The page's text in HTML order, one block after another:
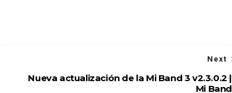
Next
Nueva actualización de la Mi Band 3 v2.3.0.2 |
Mi Band